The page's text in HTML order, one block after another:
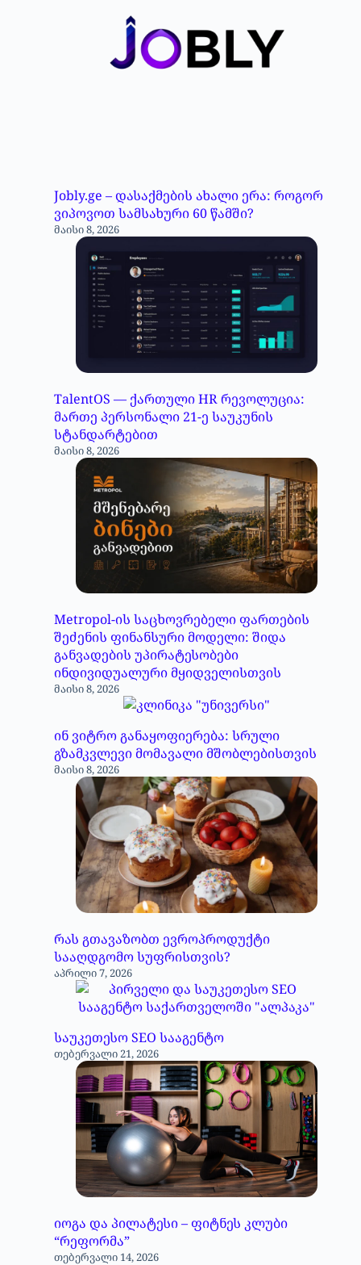
Jobly.ge – დასაქმების ახალი ერა: როგორ
ვიპოვოთ სამსახური 60 წამში?
მაისი 8, 2026
TalentOS — ქართული HR რევოლუცია:
მართე პერსონალი 21-ე საუკუნის
სტანდარტებით
მაისი 8, 2026
Metropol-ის საცხოვრებელი ფართების
შეძენის ფინანსური მოდელი: შიდა
განვადების უპირატესობები
ინდივიდუალური მყიდველისთვის
მაისი 8, 2026
ინ ვიტრო განაყოფიერება: სრული
გზამკვლევი მომავალი მშობლებისთვის
მაისი 8, 2026
რას გთავაზობთ ევროპროდუქტი
სააღდგომო სუფრისთვის?
აპრილი 7, 2026
საუკეთესო SEO სააგენტო
თებერვალი 21, 2026
იოგა და პილატესი – ფიტნეს კლუბი
“რეფორმა”
თებერვალი 14, 2026